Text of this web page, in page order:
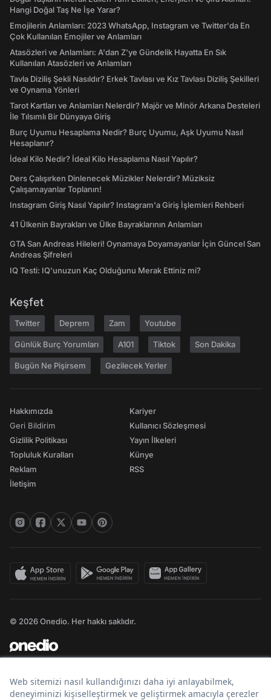
Hangi Doğal Taş Ne İşe Yarar?
Emojilerin Anlamları: 2023 WhatsApp, Instagram ve Twitter'da En
Çok Kullanılan Emojiler ve Anlamları
Atasözleri ve Anlamları: A'dan Z'ye Gündelik Hayatta En Sık
Kullanılan Atasözleri ve Anlamları
Tavla Diziliş Şekli Nasıldır? Erkek Tavlası ve Kız Tavlası Diziliş Şekilleri
ve Oynama Yönleri
Tarot Kartları ve Anlamları Nelerdir? Majör ve Minör Arkana Desteleri
İle Tılsımlı Bir Dünyaya Giriş
Burç Uyumu Hesaplama Nedir? Burç Uyumu, Aşk Uyumu Nasıl
Hesaplanır?
İdeal Kilo Nedir? İdeal Kilo Hesaplama Nasıl Yapılır?
Ders Çalışırken Dinlenecek Müzikler Nelerdir? Müziksiz
Çalışamayanlar Toplanın!
Instagram Giriş Nasıl Yapılır? Instagram'a Giriş İşlemleri Rehberi
41 Ülkenin Bayrakları ve Ülke Bayraklarının Anlamları
GTA San Andreas Hileleri! Oynamaya Doyamayanlar İçin Güncel San
Andreas Şifreleri
IQ Testi: IQ'unuzun Kaç Olduğunu Merak Ettiniz mi?
Keşfet
Twitter Deprem Zam Youtube
Günlük Burç Yorumları A101 Tiktok Son Dakika
Bugün Ne Pişirsem Gezilecek Yerler
Hakkımızda
Geri Bildirim
Gizlilik Politikası
Topluluk Kuralları
Reklam
İletişim
Kariyer
Kullanıcı Sözleşmesi
Yayın İlkeleri
Künye
RSS
© 2026 Onedio. Her hakkı saklıdır.
Bir markasıdır.